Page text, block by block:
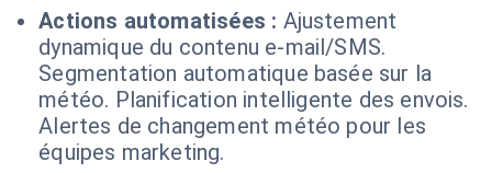
Actions automatisées : Ajustement
dynamique du contenu e-mail/SMS.
Segmentation automatique basée sur la
météo. Planification intelligente des envois.
Alertes de changement météo pour les
équipes marketing.